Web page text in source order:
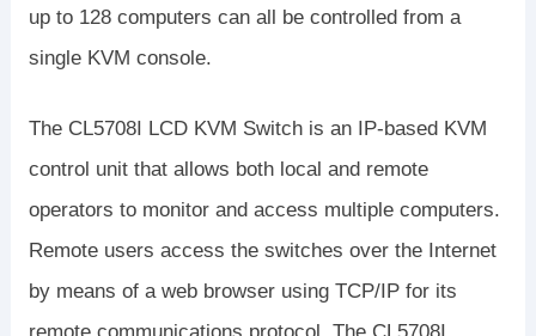
up to 128 computers can all be controlled from a
single KVM console.
The CL5708I LCD KVM Switch is an IP-based KVM
control unit that allows both local and remote
operators to monitor and access multiple computers.
Remote users access the switches over the Internet
by means of a web browser using TCP/IP for its